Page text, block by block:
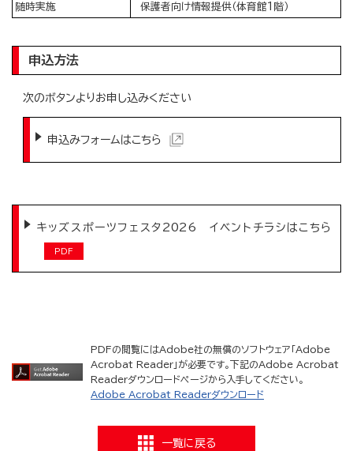
随時実施 保護者向け情報提供（体育館1階）
申込方法
次のボタンよりお申し込みください
申込みフォームはこちら
キッズスポーツフェスタ2026 イベントチラシはこちら
PDFの閲覧にはAdobe社の無償のソフトウェア「Adobe
Acrobat Reader」が必要です。下記のAdobe Acrobat
Readerダウンロードページから入手してください。
Adobe Acrobat Readerダウンロード
一覧に戻る